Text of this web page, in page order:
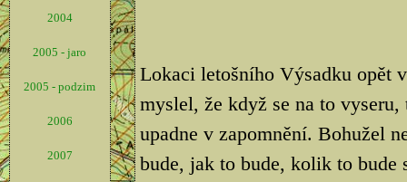
2004
2005 - jaro
2005 - podzim
2006
2007
Lokaci letošního Výsadku opět
myslel, že když se na to
upadne v zapomnění. Bohužel
bude, jak to bude, kolik to bude